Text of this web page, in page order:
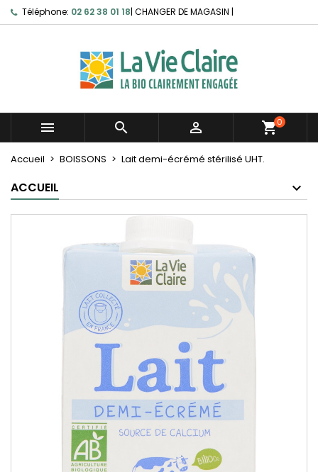
Téléphone: 02 62 38 01 18| CHANGER DE MAGASIN |
   shopping_cart0
Accueil BOISSONS Lait demi-écrémé stérilisé UHT.
ACCUEIL